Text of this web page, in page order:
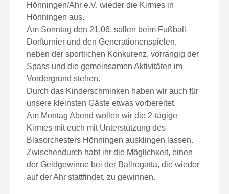
Hönningen/Ahr e.V. wieder die Kirmes in
Hönningen aus.
Am Sonntag den 21.06. sollen beim Fußball-
Dorfturnier und den Generationenspielen,
neben der sportlichen Konkurenz, vorrangig der
Spass und die gemeinsamen Aktivitäten im
Vordergrund stehen.
Durch das Kinderschminken haben wir auch für
unsere kleinsten Gäste etwas vorbereitet.
Am Montag Abend wollen wir die 2-tägige
Kirmes mit euch mit Unterstützung des
Blasorchesters Hönningen ausklingen lassen.
Zwischendurch habt ihr die Möglichkeit, einen
der Geldgewinne bei der Ballregatta, die wieder
auf der Ahr stattfindet, zu gewinnen.